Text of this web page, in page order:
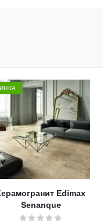
Edimax
Senanque